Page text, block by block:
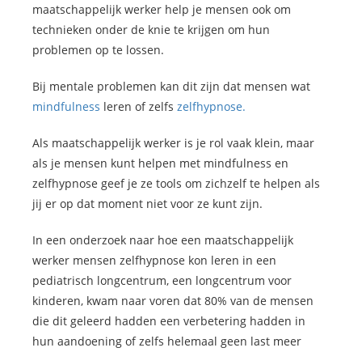
maatschappelijk werker help je mensen ook om
technieken onder de knie te krijgen om hun
problemen op te lossen.
Bij mentale problemen kan dit zijn dat mensen wat
mindfulness leren of zelfs zelfhypnose.
Als maatschappelijk werker is je rol vaak klein, maar
als je mensen kunt helpen met mindfulness en
zelfhypnose geef je ze tools om zichzelf te helpen als
jij er op dat moment niet voor ze kunt zijn.
In een onderzoek naar hoe een maatschappelijk
werker mensen zelfhypnose kon leren in een
pediatrisch longcentrum, een longcentrum voor
kinderen, kwam naar voren dat 80% van de mensen
die dit geleerd hadden een verbetering hadden in
hun aandoening of zelfs helemaal geen last meer